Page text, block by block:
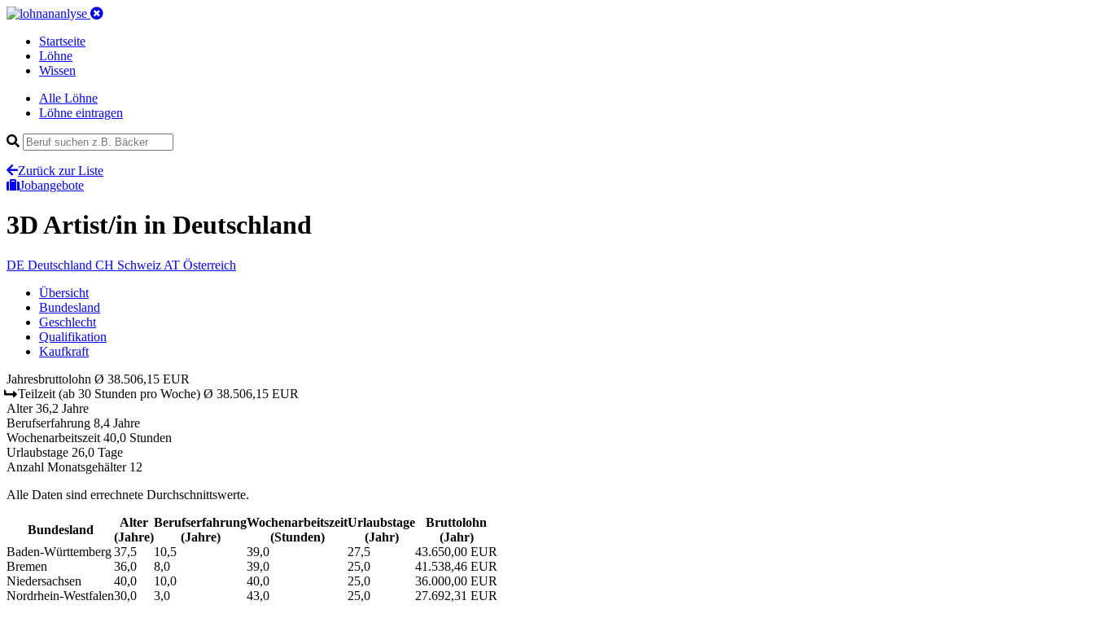
Startseite
Löhne
Wissen
Alle Löhne
Löhne eintragen
Zurück zur Liste
Jobangebote
3D Artist/in in Deutschland
DE Deutschland CH Schweiz AT Österreich
Übersicht
Bundesland
Geschlecht
Qualifikation
Kaufkraft
Jahresbruttolohn Ø 38.506,15 EUR
Teilzeit (ab 30 Stunden pro Woche) Ø 38.506,15 EUR
Alter 36,2 Jahre
Berufserfahrung 8,4 Jahre
Wochenarbeitszeit 40,0 Stunden
Urlaubstage 26,0 Tage
Anzahl Monatsgehälter 12
Alle Daten sind errechnete Durchschnittswerte.
Bundesland
Alter
(Jahre)
Berufs­erfahrung
(Jahre)
Wochen­arbeitszeit
(Stunden)
Urlaubs­tage
(Jahr)
Bruttolohn
(Jahr)
Baden-Württemberg37,5 10,5 39,0 27,5
43.650,00 EUR
Bremen
36,0 8,0 39,0 25,0
41.538,46 EUR
Niedersachsen
40,0 10,0 40,0 25,0
36.000,00 EUR
Nordrhein-Westfalen30,0 3,0 43,0 25,0
27.692,31 EUR